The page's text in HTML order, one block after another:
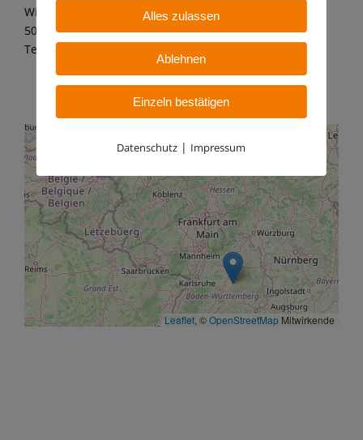
Willy-Messerschmitt-Str. 6
50126 Bergheim – Paffendorf
Tel.: 02271 7 59 21 11
Leaflet , ©OpenStreetMap Mitwirkende
Alles zulassen
Ablehnen
Einzeln bestätigen
Datenschutz | Impressum